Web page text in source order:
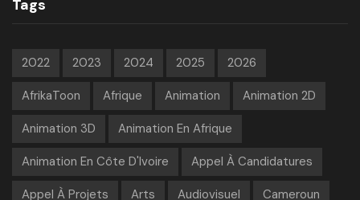
Tags
2022 2023 2024 2025 2026
AfrikaToon Afrique Animation Animation 2D
Animation 3D Animation En Afrique
Animation En Côte D'Ivoire Appel À Candidatures
Appel À Projets Arts Audiovisuel Cameroun